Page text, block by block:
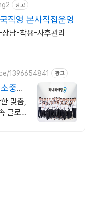
광고
직영 본사직접운영
담-착용-사후관리
1396654841 광고
중한
맞춤,
글로